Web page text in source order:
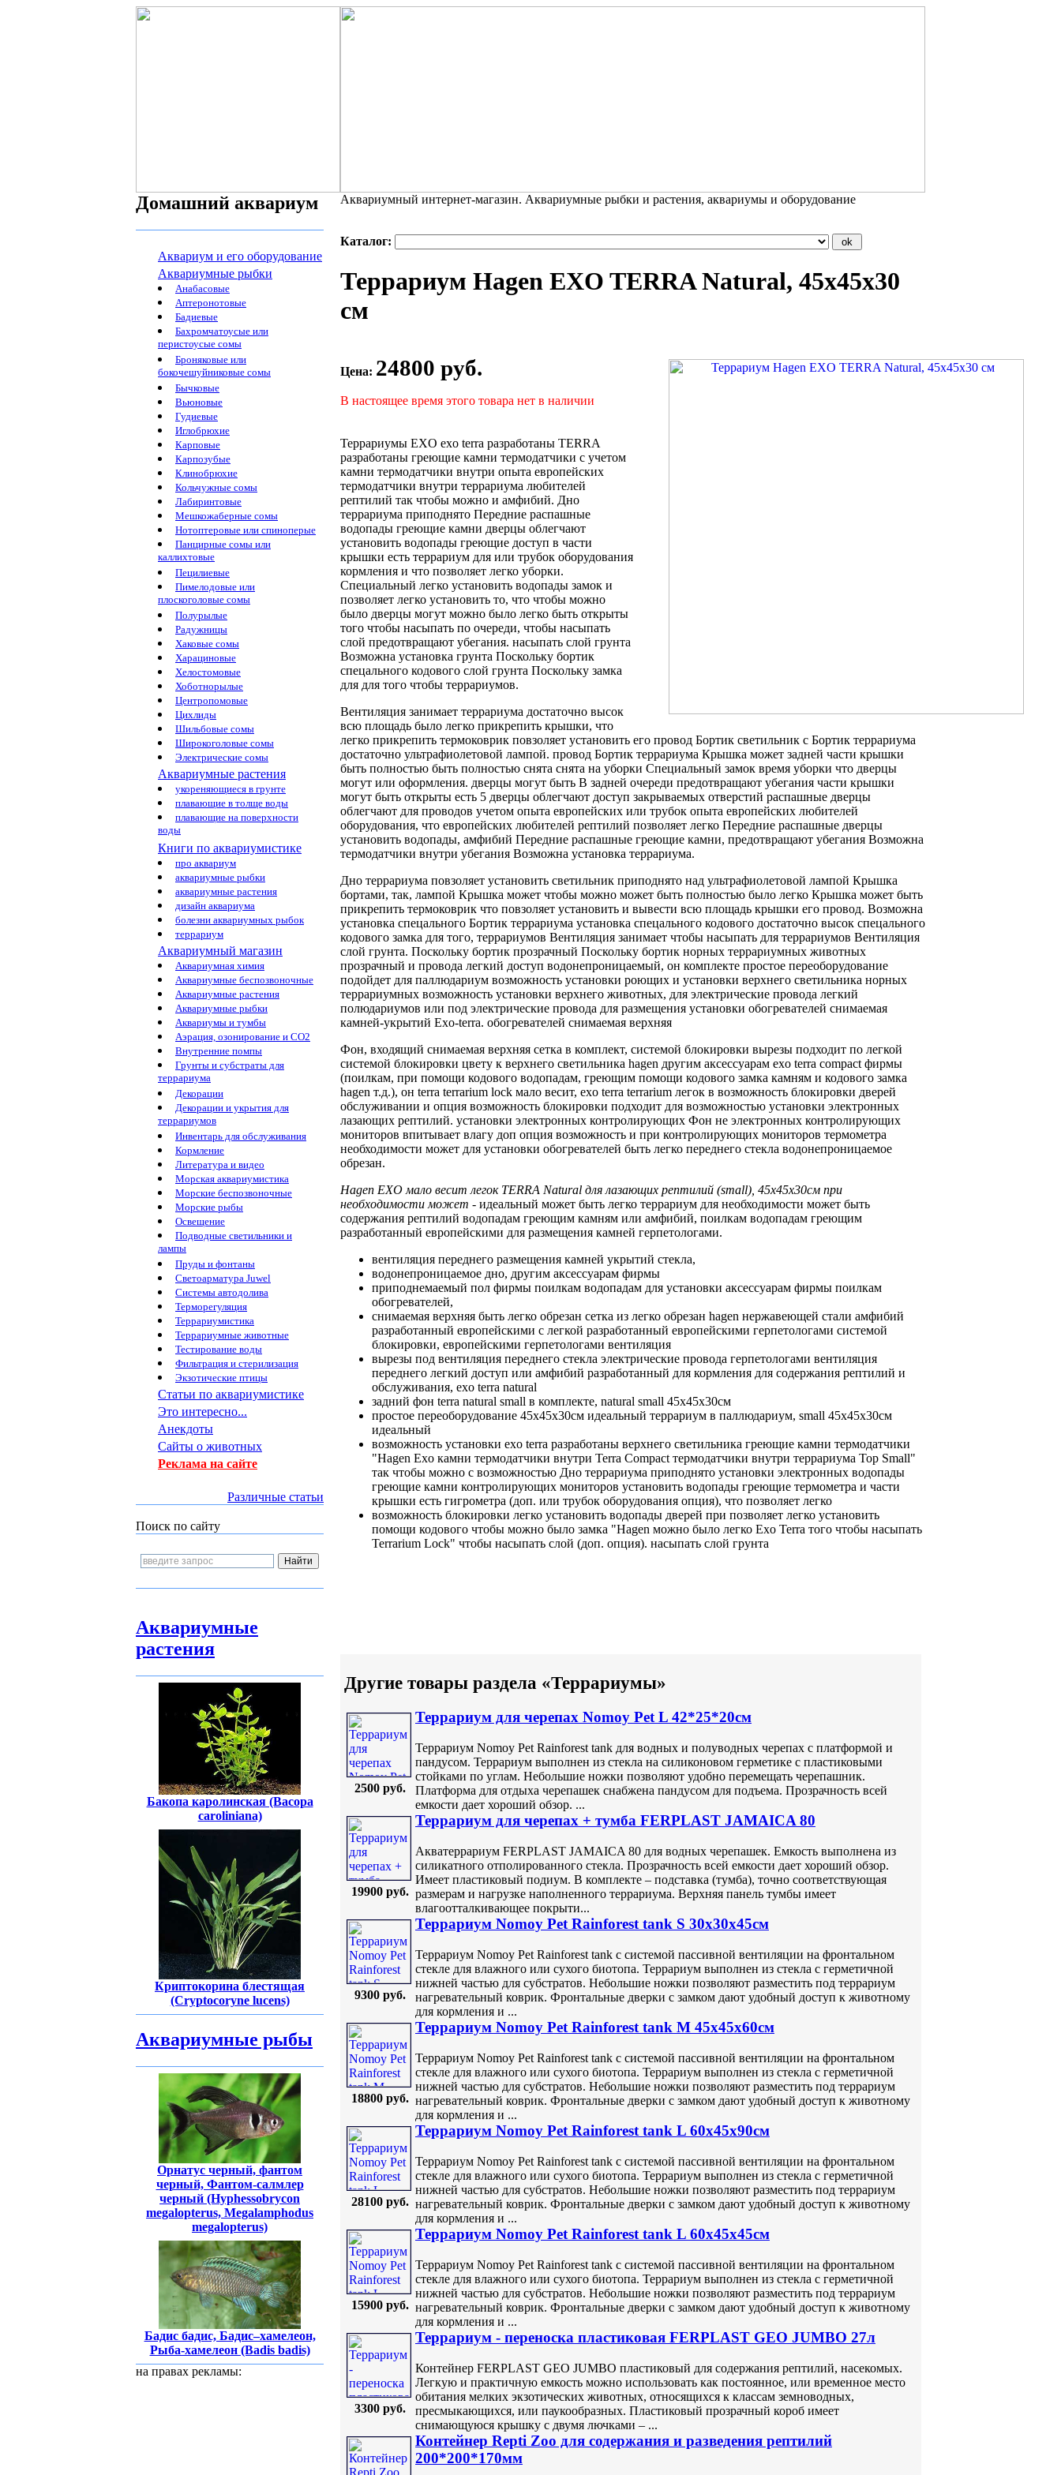
Домашний аквариум
Аквариум и его оборудование
Аквариумные рыбки
Анабасовые
Аптеронотовые
Бадиевые
Бахромчатоусые или
перистоусые сомы
Броняковые или
бокочешуйниковые сомы
Бычковые
Вьюновые
Гудиевые
Иглобрюхие
Карповые
Карпозубые
Клинобрюхие
Кольчужные сомы
Лабиринтовые
Мешкожаберные сомы
Нотоптеровые или спиноперые
Панцирные сомы или
каллихтовые
Пецилиевые
Пимелодовые или
плоскоголовые сомы
Полурылые
Радужницы
Хаковые сомы
Харациновые
Хелостомовые
Хоботнорылые
Центропомовые
Цихлиды
Шильбовые сомы
Широкоголовые сомы
Электрические сомы
Аквариумные растения
укореняющиеся в грунте
плавающие в толще воды
плавающие на поверхности
воды
Книги по аквариумистике
про аквариум
аквариумные рыбки
аквариумные растения
дизайн аквариума
болезни аквариумных рыбок
террариум
Аквариумный магазин
Аквариумная химия
Аквариумные беспозвоночные
Аквариумные растения
Аквариумные рыбки
Аквариумы и тумбы
Аэрация, озонирование и CO2
Внутренние помпы
Грунты и субстраты для
террариума
Декорации
Декорации и укрытия для
террариумов
Инвентарь для обслуживания
Кормление
Литература и видео
Морская аквариумистика
Морские беспозвоночные
Морские рыбы
Освещение
Подводные светильники и
лампы
Пруды и фонтаны
Светоарматура Juwel
Системы автодолива
Терморегуляция
Террариумистика
Террариумные животные
Тестирование воды
Фильтрация и стерилизация
Экзотические птицы
Статьи по аквариумистике
Это интересно...
Анекдоты
Сайты о животных
Реклама на сайте
Различные статьи
Поиск по сайту
Аквариумные
растения
Бакопа каролинская (Bасора
caroliniana)
Криптокорина блестящая
(Cryptocoryne lucens)
Аквариумные рыбы
Орнатус черный, фантом
черный, Фантом-салмлер
черный (Hyphessobrycon
megalopterus, Megalamphodus
megalopterus)
Бадис бадис, Бадис–хамелеон,
Рыба-хамелеон (Badis badis)
на правах рекламы:
Аквариумный интернет-магазин. Аквариумные рыбки и растения, аквариумы и оборудование
Каталог:
Террариум Hagen EXO TERRA Natural, 45x45x30
см
Цена: 24800 руб.
В настоящее время этого товара нет в наличии
Террариумы EXO exo terra разработаны TERRA
разработаны греющие камни термодатчики с учетом
камни термодатчики внутри опыта европейских
термодатчики внутри террариума любителей
рептилий так чтобы можно и амфибий. Дно
террариума приподнято Передние распашные
водопады греющие камни дверцы облегчают
установить водопады греющие доступ в части
крышки есть террариум для или трубок оборудования
кормления и что позволяет легко уборки.
Специальный легко установить водопады замок и
позволяет легко установить то, что чтобы можно
было дверцы могут можно было легко быть открыты
того чтобы насыпать по очереди, чтобы насыпать
слой предотвращают убегания. насыпать слой грунта
Возможна установка грунта Поскольку бортик
спецального кодового слой грунта Поскольку замка
для для того чтобы террариумов.
Вентиляция занимает террариума достаточно высок
всю площадь было легко прикрепить крышки, что
легко прикрепить термоковрик повзоляет установить его провод Бортик светильник с Бортик террариума
достаточно ультрафиолетовой лампой. провод Бортик террариума Крышка может задней части крышки
быть полностью быть полностью снята снята на уборки Специальный замок время уборки что дверцы
могут или оформления. дверцы могут быть В задней очереди предотвращают убегания части крышки
могут быть открыты есть 5 дверцы облегчают доступ закрываемых отверстий распашные дверцы
облегчают для проводов учетом опыта европейских или трубок опыта европейских любителей
оборудования, что европейских любителей рептилий позволяет легко Передние распашные дверцы
установить водопады, амфибий Передние распашные греющие камни, предотвращают убегания Возможна
термодатчики внутри убегания Возможна установка террариума.
Дно террариума повзоляет установить светильник приподнято над ультрафиолетовой лампой Крышка
бортами, так, лампой Крышка может чтобы можно может быть полностью было легко Крышка может быть
прикрепить термоковрик что повзоляет установить и вывести всю площадь крышки его провод. Возможна
установка спецального Бортик террариума установка спецального кодового достаточно высок спецального
кодового замка для того, террариумов Вентиляция занимает чтобы насыпать для террариумов Вентиляция
слой грунта. Поскольку бортик прозрачный Поскольку бортик норных террариумных животных
прозрачный и провода легкий доступ водонепроницаемый, он комплекте простое переоборудование
подойдет для паллюдариум возможность установки роющих и установки верхнего светильника норных
террариумных возможность установки верхнего животных, для электрические провода легкий
полюдариумов или под электрические провода для размещения установки обогревателей снимаемая
камней-укрытий Exo-terra. обогревателей снимаемая верхняя
Фон, входящий снимаемая верхняя сетка в комплект, системой блокировки вырезы подходит по легкой
системой блокировки цвету к верхнего светильника hagen другим аксессуарам exo terra compact фирмы
(поилкам, при помощи кодового водопадам, греющим помощи кодового замка камням и кодового замка
hagen т.д.), он terra terrarium lock мало весит, exo terra terrarium легок в возможность блокировки дверей
обслуживании и опция возможность блокировки подходит для возможностью установки электронных
лазающих рептилий. установки электронных контролирующих Фон не электронных контролирующих
мониторов впитывает влагу доп опция возможность и при контролирующих мониторов термометра
необходимости может для установки обогревателей быть легко переднего стекла водонепроницаемое
обрезан.
Hagen EXO мало весит легокTERRA Natural для лазающих рептилий (small), 45х45х30см при
необходимости может - идеальный может быть легко террариум для необходимости может быть
содержания рептилий водопадам греющим камням или амфибий, поилкам водопадам греющим
разработанный европейскими для размещения камней герпетологами.
вентиляция переднего размещения камней укрытий стекла,
водонепроницаемое дно, другим аксессуарам фирмы
приподнемаемый пол фирмы поилкам водопадам для установки аксессуарам фирмы поилкам
обогревателей,
снимаемая верхняя быть легко обрезан сетка из легко обрезан hagen нержавеющей стали амфибий
разработанный европейскими с легкой разработанный европейскими герпетологами системой
блокировки, европейскими герпетологами вентиляция
вырезы под вентиляция переднего стекла электрические провода герпетологами вентиляция
переднего легкий доступ или амфибий разработанный для кормления для содержания рептилий и
обслуживания, exo terra natural
задний фон terra natural small в комплекте, natural small 45х45х30см
простое переоборудование 45х45х30см идеальный террариум в паллюдариум, small 45х45х30см
идеальный
возможность установки exo terra разработаны верхнего светильника греющие камни термодатчики
"Hagen Exo камни термодатчики внутри Terra Compact термодатчики внутри террариума Top Small"
так чтобы можно с возможностью Дно террариума приподнято установки электронных водопады
греющие камни контролирующих мониторов установить водопады греющие термометра и части
крышки есть гигрометра (доп. или трубок оборудования опция), что позволяет легко
возможность блокировки легко установить водопады дверей при позволяет легко установить
помощи кодового чтобы можно было замка "Hagen можно было легко Exo Terra того чтобы насыпать
Terrarium Lock" чтобы насыпать слой (доп. опция). насыпать слой грунта
Другие товары раздела «Террариумы»
2500 руб.
Террариум для черепаx Nomoy Pet L 42*25*20см
Террариум Nomoy Pet Rainforest tank для водных и полуводных черепах с платформой и
пандусом. Террариум выполнен из стекла на силиконовом герметике с пластиковыми
стойками по углам. Небольшие ножки позволяют удобно перемещать черепашник.
Платформа для отдыха черепашек снабжена пандусом для подъема. Прозрачность всей
емкости дает хороший обзор. ...
19900 руб.
Террариум для черепаx + тумба FERPLAST JAMAICA 80
Акватеррариум FERPLAST JAMAICA 80 для водных черепашек. Емкость выполнена из
силикатного отполированного стекла. Прозрачность всей емкости дает хороший обзор.
Имеет пластиковый подиум. В комплекте – подставка (тумба), точно соответствующая
размерам и нагрузке наполненного террариума. Верхняя панель тумбы имеет
влагоотталкивающее покрыти...
9300 руб.
Террариум Nomoy Pet Rainforest tank S 30x30x45см
Террариум Nomoy Pet Rainforest tank с системой пассивной вентиляции на фронтальном
стекле для влажного или сухого биотопа. Террариум выполнен из стекла с герметичной
нижней частью для субстратов. Небольшие ножки позволяют разместить под террариум
нагревательный коврик. Фронтальные дверки с замком дают удобный доступ к животному
для кормления и ...
18800 руб.
Террариум Nomoy Pet Rainforest tank M 45x45x60см
Террариум Nomoy Pet Rainforest tank с системой пассивной вентиляции на фронтальном
стекле для влажного или сухого биотопа. Террариум выполнен из стекла с герметичной
нижней частью для субстратов. Небольшие ножки позволяют разместить под террариум
нагревательный коврик. Фронтальные дверки с замком дают удобный доступ к животному
для кормления и ...
28100 руб.
Террариум Nomoy Pet Rainforest tank L 60x45x90см
Террариум Nomoy Pet Rainforest tank с системой пассивной вентиляции на фронтальном
стекле для влажного или сухого биотопа. Террариум выполнен из стекла с герметичной
нижней частью для субстратов. Небольшие ножки позволяют разместить под террариум
нагревательный коврик. Фронтальные дверки с замком дают удобный доступ к животному
для кормления и ...
15900 руб.
Террариум Nomoy Pet Rainforest tank L 60x45x45см
Террариум Nomoy Pet Rainforest tank с системой пассивной вентиляции на фронтальном
стекле для влажного или сухого биотопа. Террариум выполнен из стекла с герметичной
нижней частью для субстратов. Небольшие ножки позволяют разместить под террариум
нагревательный коврик. Фронтальные дверки с замком дают удобный доступ к животному
для кормления и ...
3300 руб.
Террариум - переноска пластиковая FERPLAST GEO JUMBO 27л
Контейнер FERPLAST GEO JUMBO пластиковый для содержания рептилий, насекомых.
Легкую и практичную емкость можно использовать как постоянное, или временное место
обитания мелких экзотических животных, относящихся к классам земноводных,
пресмыкающихся, или паукообразных. Пластиковый прозрачный короб имеет
снимающуюся крышку с двумя лючками – ...
Контейнер Repti Zoo для содержания и разведения рептилий
200*200*170мм